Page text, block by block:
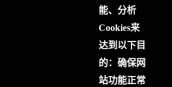
能、分析
Cookies来
达到以下目
的：确保网
站功能正常